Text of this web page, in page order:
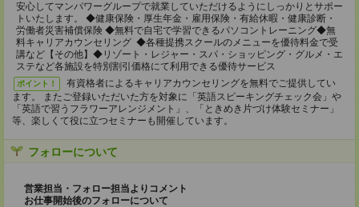
安心してマンパワーグループで就業していただけるようにしっかりとサポー
トいたします。 ◆健康保険・厚生年金・雇用保険・有給休暇・健康診断・
労働者災害補償保険 ◆無料で自宅で学習できるパソコントレーニング◆無
料キャリアカウンセリング ◆各種提携スクールのメニューを優待料金で受
講など【その他】◆リゾート・レジャー・スパ・ショッピング・グルメ・エ
ステなど各施設を特別割引価格にて利用できる優待サービス
ポイント！
有資格者によるキャリアカウンセリングを無料でご提供してい
ます。 またご登録いただいた方を対象に「英語スピーキングチェック会」や
「英語で習うフラワーアレンジメント」、「ときめき片づけ体験セミナー」
等、楽しくて役に立つセミナーも開催しています。
フォローについて
営業担当・フォロー担当よりコメント
お仕事開始後のフォローについて